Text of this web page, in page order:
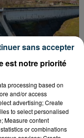
est notre priorité
processing based on
and/or access
advertising; Create
to select personalised
Measure content
or combinations
sans accepter